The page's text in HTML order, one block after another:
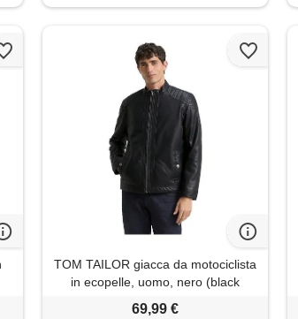
TOM TAILOR giacca da motociclista
in ecopelle, uomo, nero (black
29999), s
69,99 €